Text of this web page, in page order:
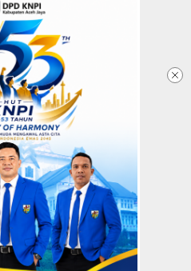
Tentang Kami